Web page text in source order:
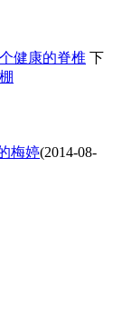
健康的脊椎 下
梅婷(2014-08-